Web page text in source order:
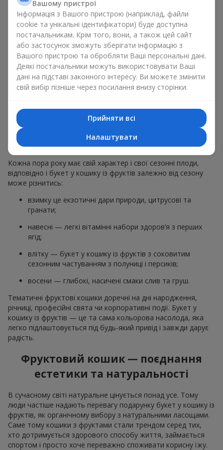
звичайний букет у кошику із фруктів на гастрономічний
подарунок. Ми у компаніїFlowers.uaзавжди дотримуємося
побажань клієнта, створюючи декор. При формуванні
композиції букет у кошику із фруктів використовуються
натуральні матеріали, продумана упаковка смаку, і звісно
відповідні до події декоративні елементи.
За бажанням клієнта кошик фруктів може бути оформлений
у прозорій плівці або стильній коробці — завжди зі
святковою подачею, яка виглядає охайно й
Тематичні фруктові
композиції для свят та сезонів
Кожна пора року має свій характер і свої сезонні плоди,
відповідно і букет у кошику із фруктів залежно від сезону
може різнитись:
взимку це екзотичні дари природи, цитрусові та
гранати;
навесні — легкі вітамінні набори здоров’я з перших
ягід;
влітку — букет у кошику із фруктів з соковитим
сезонним частуванням з полуниці і персиків;
восени — глибокі, насичені смаки слив та груш.
Тематичні фруктові кошики доречні на дні народження,
річниці, професійні свята чи корпоративні події. Букет у
кошику із фруктів — це та сама кольорова насолода, яка
легко підлаштовується під будь-який привід і завжди дарує
радість.
Фруктовий кошик — поєднання
естетики та натуральності
В сучасному світі натуральне цінується понад усе. Тому
люди частіше надають перевагу подарунку букет у кошику із
фруктів, як органічному вибору з натуральними ласощами.
Саме тому кошики з фруктами стали трендом серед тих,
хто дотримується здорового способу життя, займається
спортом і просто хоче переважно споживати корисну їжу.
Вашому пристрої
Інформація з Вашого пристрою (наприклад, файли
cookie та унікальні ідентифікатори) буде доступна
постачальникам. Крім того, вони, а також цей сайт
або застосунок зможуть зберігати інформацію з
Вашого пристрою та обробляти Ваші персональні дані.
Деякі постачальники можуть використовувати Ваші
дані на підставі законного інтересу. Ви можете змінити
свій вибір пізніше через посилання внизу сторінки.
Прийняти всі
Налаштувати